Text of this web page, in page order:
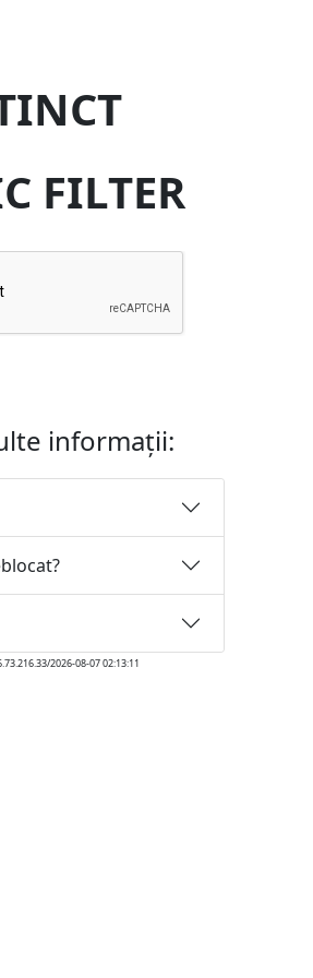
FILTER
informații:
2026-08-07 02:13:11